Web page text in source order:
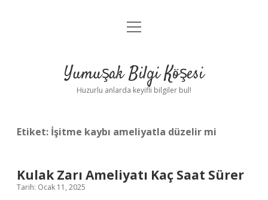
Anasayfa
Yasal Uyarı
menüyü
Yumuşak Bilgi Köşesi
Huzurlu anlarda keyifli bilgiler bul!
Etiket: İşitme kaybı ameliyatla düzelir mi
Kulak Zarı Ameliyatı Kaç Saat Sürer
Tarih: Ocak 11, 2025